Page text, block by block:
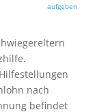
aufgeben
nach
befindet